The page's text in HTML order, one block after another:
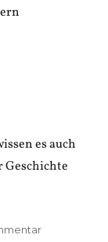
es auch
Geschichte
zu